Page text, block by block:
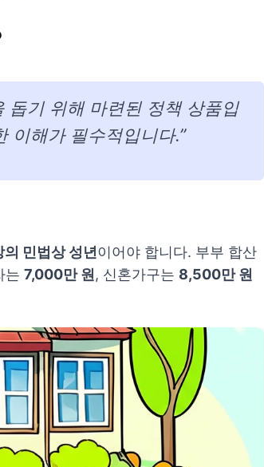
돕기 위해 마련된 정책 상품입
이해가 필수적입니다.”
민법상 성년 이어야 합니다. 부부 합산
는 7,000만 원 , 신혼가구는 8,500만 원